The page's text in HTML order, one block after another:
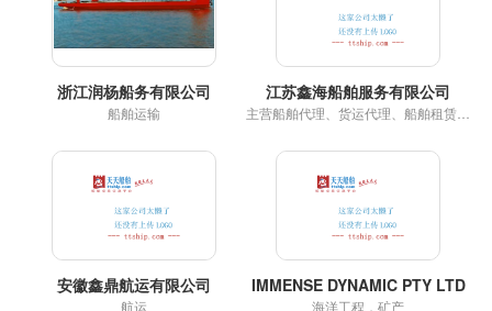
浙江润杨船务有限公司
船舶运输
江苏鑫海船舶服务有限公司
安徽鑫鼎航运有限公司
航运
IMMENSE DYNAMIC PTY LTD
海洋工程，矿产